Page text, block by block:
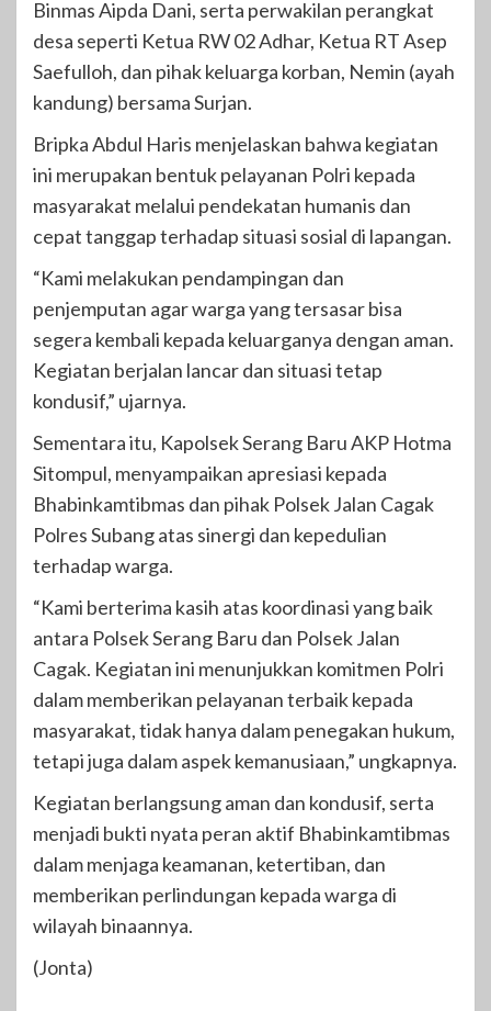
Binmas Aipda Dani, serta perwakilan perangkat
desa seperti Ketua RW 02 Adhar, Ketua RT Asep
Saefulloh, dan pihak keluarga korban, Nemin (ayah
kandung) bersama Surjan.
Bripka Abdul Haris menjelaskan bahwa kegiatan
ini merupakan bentuk pelayanan Polri kepada
masyarakat melalui pendekatan humanis dan
cepat tanggap terhadap situasi sosial di lapangan.
“Kami melakukan pendampingan dan
penjemputan agar warga yang tersasar bisa
segera kembali kepada keluarganya dengan aman.
Kegiatan berjalan lancar dan situasi tetap
kondusif,” ujarnya.
Sementara itu, Kapolsek Serang Baru AKP Hotma
Sitompul, menyampaikan apresiasi kepada
Bhabinkamtibmas dan pihak Polsek Jalan Cagak
Polres Subang atas sinergi dan kepedulian
terhadap warga.
“Kami berterima kasih atas koordinasi yang baik
antara Polsek Serang Baru dan Polsek Jalan
Cagak. Kegiatan ini menunjukkan komitmen Polri
dalam memberikan pelayanan terbaik kepada
masyarakat, tidak hanya dalam penegakan hukum,
tetapi juga dalam aspek kemanusiaan,” ungkapnya.
Kegiatan berlangsung aman dan kondusif, serta
menjadi bukti nyata peran aktif Bhabinkamtibmas
dalam menjaga keamanan, ketertiban, dan
memberikan perlindungan kepada warga di
wilayah binaannya.
(Jonta)